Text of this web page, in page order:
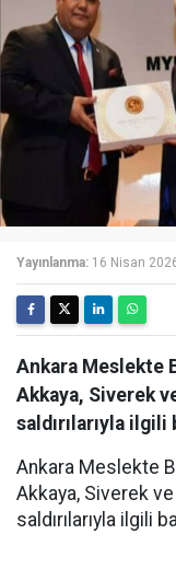
Yayınlanma: 16 Nisan
Ankara Meslekte
Akkaya, Siverek
saldırılarıyla ilgili
Ankara Meslekte
Akkaya, Siverek ve
saldırılarıyla ilgili